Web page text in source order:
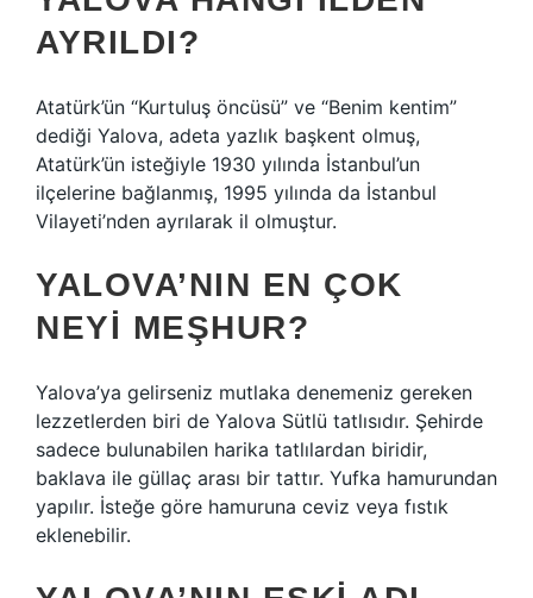
AYRILDI?
Atatürk’ün “Kurtuluş öncüsü” ve “Benim kentim”
dediği Yalova, adeta yazlık başkent olmuş,
Atatürk’ün isteğiyle 1930 yılında İstanbul’un
ilçelerine bağlanmış, 1995 yılında da İstanbul
Vilayeti’nden ayrılarak il olmuştur.
YALOVA’NIN EN ÇOK
NEYI MEŞHUR?
Yalova’ya gelirseniz mutlaka denemeniz gereken
lezzetlerden biri de Yalova Sütlü tatlısıdır. Şehirde
sadece bulunabilen harika tatlılardan biridir,
baklava ile güllaç arası bir tattır. Yufka hamurundan
yapılır. İsteğe göre hamuruna ceviz veya fıstık
eklenebilir.